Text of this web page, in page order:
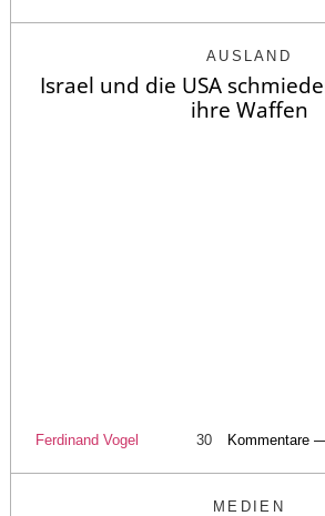
AUSLAND
Israel und die USA
ihre Waffen
Ferdinand Vogel 30 Kommentare
MEDIEN